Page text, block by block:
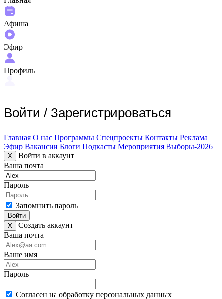
Афиша
Эфир
Профиль
Войти / Зарегистрироваться
Главная О нас Программы Спецпроекты Контакты Реклама
Эфир Вакансии Блоги Подкасты Мероприятия Выборы-2026
X
Войти в аккаунт
Ваша почта
Пароль
Запомнить пароль
Войти
X
Создать аккаунт
Ваша почта
Ваше имя
Пароль
Согласен на обработку персональных данных